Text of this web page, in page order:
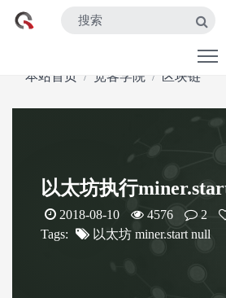
本站首页
宽客学院 区块链
以太坊执行
2018-08-10 4576 2
Tags:
以太坊 miner.start null